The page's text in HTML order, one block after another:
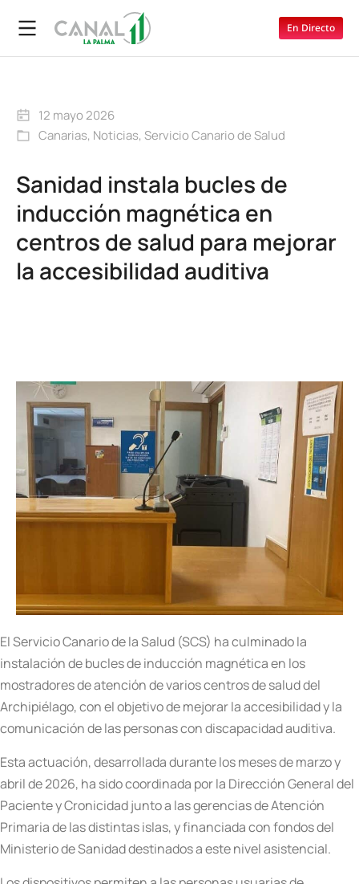
En Directo
12 mayo 2026
Canarias, Noticias, Servicio Canario de Salud
Sanidad instala bucles de
inducción magnética en
centros de salud para mejorar
la accesibilidad auditiva
El Servicio Canario de la Salud (SCS) ha culminado la
instalación de bucles de inducción magnética en los
mostradores de atención de varios centros de salud del
Archipiélago, con el objetivo de mejorar la accesibilidad y la
comunicación de las personas con discapacidad auditiva.
Esta actuación, desarrollada durante los meses de marzo y
abril de 2026, ha sido coordinada por la Dirección General del
Paciente y Cronicidad junto a las gerencias de Atención
Primaria de las distintas islas, y financiada con fondos del
Ministerio de Sanidad destinados a este nivel asistencial.